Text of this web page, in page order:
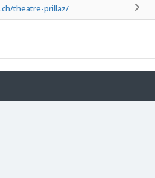
theatre-prillaz/